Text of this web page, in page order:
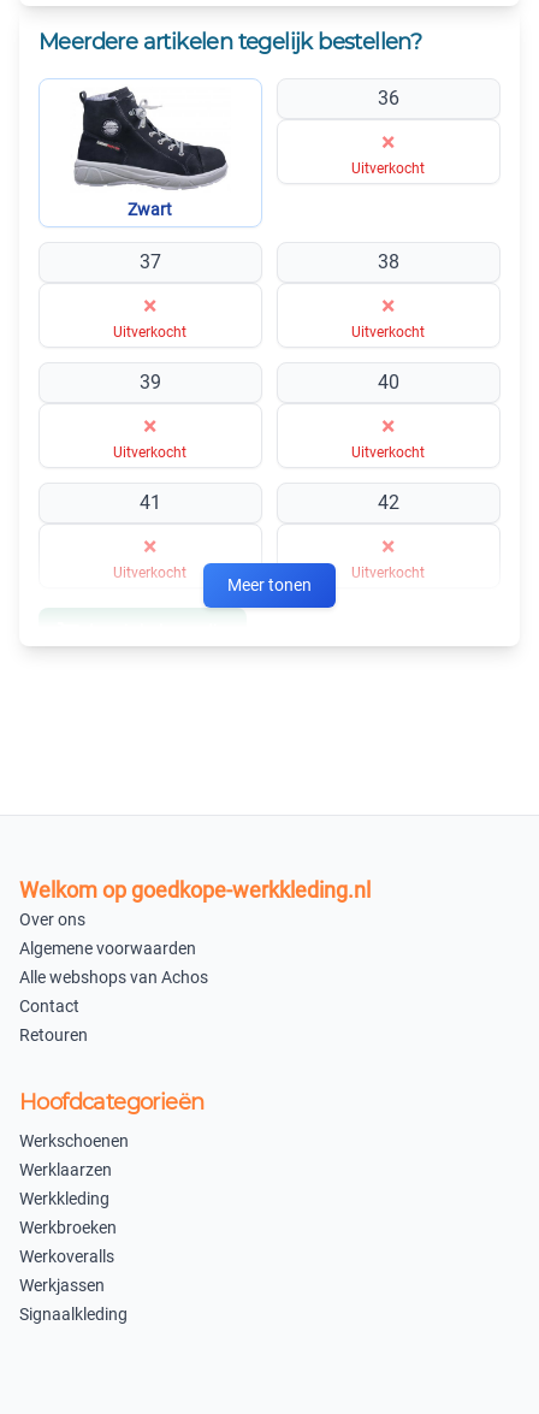
Meerdere artikelen tegelijk bestellen?
Zwart
36
×
Uitverkocht
37
×
Uitverkocht
38
×
Uitverkocht
39
×
Uitverkocht
40
×
Uitverkocht
41
×
Uitverkocht
42
×
Uitverkocht
Meer tonen
Welkom op goedkope-werkkleding.nl
Over ons
Algemene voorwaarden
Alle webshops van Achos
Contact
Retouren
Hoofdcategorieën
Werkschoenen
Werklaarzen
Werkkleding
Werkbroeken
Werkoveralls
Werkjassen
Signaalkleding